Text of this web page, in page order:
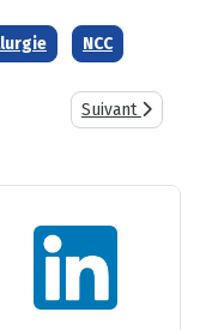
NCC
annuels 2023
Article suivant
Suivant